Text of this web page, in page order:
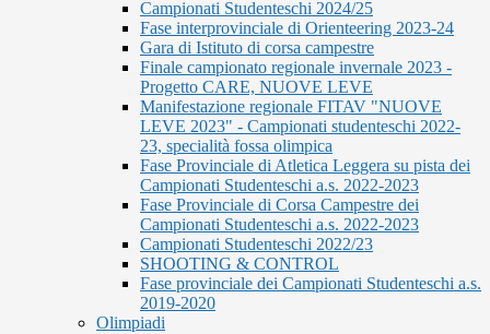
Campionati Studenteschi 2024/25
Fase interprovinciale di Orienteering 2023-24
Gara di Istituto di corsa campestre
Finale campionato regionale invernale 2023 -
Progetto CARE, NUOVE LEVE
Manifestazione regionale FITAV "NUOVE
LEVE 2023" - Campionati studenteschi 2022-
23, specialità fossa olimpica
Fase Provinciale di Atletica Leggera su pista dei
Campionati Studenteschi a.s. 2022-2023
Fase Provinciale di Corsa Campestre dei
Campionati Studenteschi a.s. 2022-2023
Campionati Studenteschi 2022/23
SHOOTING & CONTROL
Fase provinciale dei Campionati Studenteschi a.s.
2019-2020
Olimpiadi